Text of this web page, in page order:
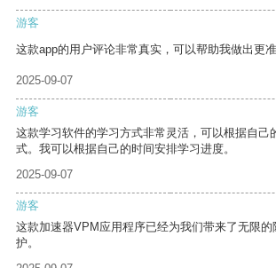
游客
这款app的用户评论非常真实，可以帮助我做出更准
2025-09-07
游客
这款学习软件的学习方式非常灵活，可以根据自己
式。我可以根据自己的时间安排学习进度。
2025-09-07
游客
这款加速器VPM应用程序已经为我们带来了无限
护。